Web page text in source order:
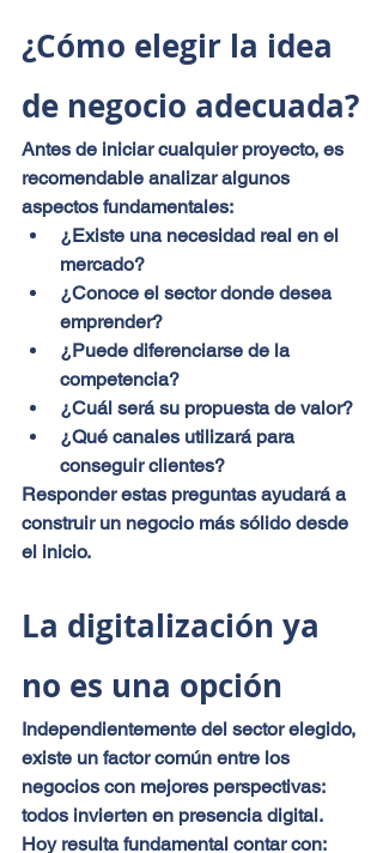
¿Cómo elegir la idea
de negocio adecuada?
Antes de iniciar cualquier proyecto, es
recomendable analizar algunos
aspectos fundamentales:
¿Existe una necesidad real en el
mercado?
¿Conoce el sector donde desea
emprender?
¿Puede diferenciarse de la
competencia?
¿Cuál será su propuesta de valor?
¿Qué canales utilizará para
conseguir clientes?
Responder estas preguntas ayudará a
construir un negocio más sólido desde
el inicio.
La digitalización ya
no es una opción
Independientemente del sector elegido,
existe un factor común entre los
negocios con mejores perspectivas:
todos invierten en presencia digital.
Hoy resulta fundamental contar con: